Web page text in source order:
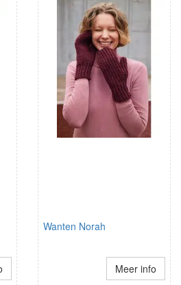
Wanten Norah
Meer info